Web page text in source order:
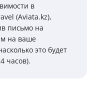
в
(Aviata.kz),
письмо на
на ваше
это будет
часов).